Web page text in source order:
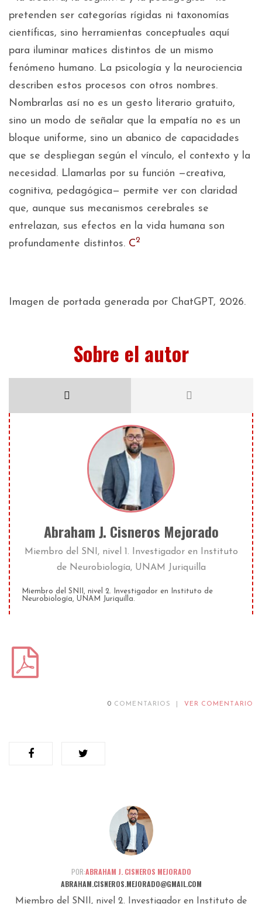
pretenden ser categorías rígidas ni taxonomías
científicas, sino herramientas conceptuales aquí
para iluminar matices distintos de un mismo
fenómeno humano. La psicología y la neurociencia
describen estos procesos con otros nombres.
Nombrarlas así no es un gesto literario gratuito,
sino un modo de señalar que la empatía no es un
bloque uniforme, sino un abanico de capacidades
que se despliegan según el vínculo, el contexto y la
necesidad. Llamarlas por su función —creativa,
cognitiva, pedagógica— permite ver con claridad
que, aunque sus mecanismos cerebrales se
entrelazan, sus efectos en la vida humana son
profundamente distintos. C2
Imagen de portada generada por ChatGPT, 2026.
Sobre el autor
Abraham J. Cisneros Mejorado
Miembro del SNI, nivel 1. Investigador en
Instituto
de Neurobiología, UNAM Juriquilla
Miembro del SNII, nivel 2. Investigador en Instituto de
Neurobiología, UNAM Juriquilla.
0 COMENTARIOS VER COMENTARIO
POR:ABRAHAM J. CISNEROS MEJORADO
ABRAHAM.CISNEROS.MEJORADO@GMAIL.COM
Miembro del SNII, nivel 2. Investigador en Instituto de